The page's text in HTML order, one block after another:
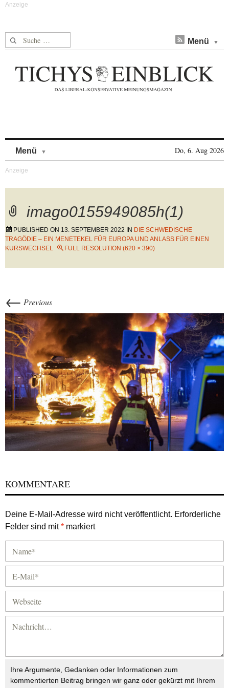
Suche nach: Menü
Menü Do, 6. Aug 2026
imago0155949085h(1)
PUBLISHED ON 13. SEPTEMBER 2022 IN DIE SCHWEDISCHE
TRAGÖDIE – EIN MENETEKEL FÜR EUROPA UND ANLASS FÜR EINEN
KURSWECHSEL
FULL RESOLUTION (620 × 390)
← Previous
KOMMENTARE
Deine E-Mail-Adresse wird nicht veröffentlicht. Erforderliche
Felder sind mit* markiert
Ihre Argumente, Gedanken oder Informationen zum
kommentierten Beitrag bringen wir ganz oder gekürzt mit Ihrem